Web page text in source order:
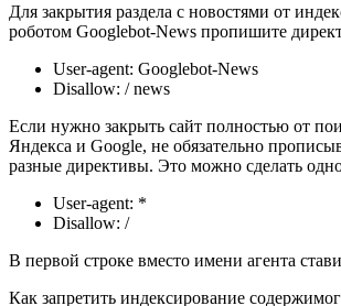
Для закрытия раздела с новостями от
роботом Googlebot-News пропишите
User-agent: Googlebot-News
Disallow: / news
Если нужно закрыть сайт полностью от
Яндекса и Google, не обязательно
разные директивы. Это можно сделать
User-agent: *
Disallow: /
В первой строке вместо имени агента
Как запретить индексирование